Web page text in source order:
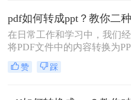
PDF到PPT的转换。
在日常工作和学习中，我们
将PDF文件中的内容转换为
式，以便于演示和分享。那么
何转成PPT呢？以下是两种常
换。
赞 踩